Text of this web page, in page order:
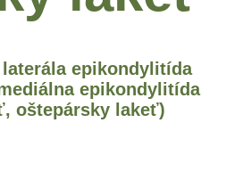
epikondylitída
epikondylitída
oštepársky lakeť)